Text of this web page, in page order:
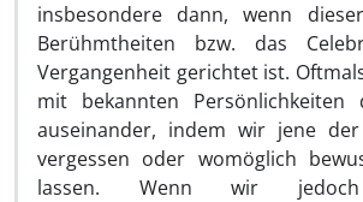
insbesondere dann, wenn
Berühmtheiten bzw. das
Vergangenheit gerichtet ist.
mit bekannten Persönlichkeiten
auseinander, indem wir jene der
vergessen oder womöglich
lassen. Wenn wir jedoch